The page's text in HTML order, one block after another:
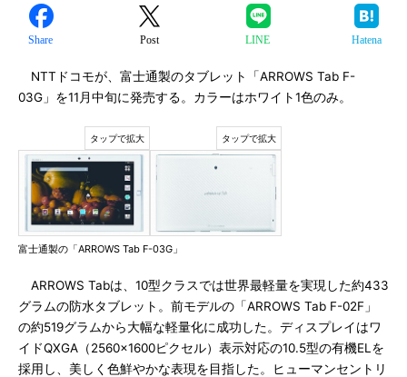
Share Post LINE Hatena
NTTドコモが、富士通製のタブレット「ARROWS Tab F-
03G」を11月中旬に発売する。カラーはホワイト1色のみ。
富士通製の「ARROWS Tab F-03G」
ARROWS Tabは、10型クラスでは世界最軽量を実現した約433
グラムの防水タブレット。前モデルの「ARROWS Tab F-02F」
の約519グラムから大幅な軽量化に成功した。ディスプレイはワ
イドQXGA（2560×1600ピクセル）表示対応の10.5型の有機ELを
採用し、美しく色鮮やかな表現を目指した。ヒューマンセントリ